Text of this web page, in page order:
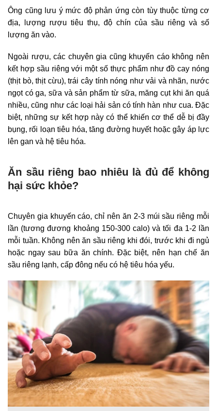
Ông cũng lưu ý mức độ phản ứng còn tùy thuộc từng cơ
địa, lượng rượu tiêu thụ, độ chín của sầu riêng và số
lượng ăn vào.
Ngoài rượu, các chuyên gia cũng khuyến cáo không nên
kết hợp sầu riêng với một số thực phẩm như đồ cay nóng
(thịt bò, thịt cừu), trái cây tính nóng như vải và nhãn, nước
ngọt có ga, sữa và sản phẩm từ sữa, măng cụt khi ăn quá
nhiều, cũng như các loại hải sản có tính hàn như cua. Đặc
biệt, những sự kết hợp này có thể khiến cơ thể dễ bị đầy
bụng, rối loạn tiêu hóa, tăng đường huyết hoặc gây áp lực
lên gan và hệ tiêu hóa.
Ăn sầu riêng bao nhiêu là đủ để không
hại sức khỏe?
Chuyên gia khuyến cáo, chỉ nên ăn 2-3 múi sầu riêng mỗi
lần (tương đương khoảng 150-300 calo) và tối đa 1-2 lần
mỗi tuần. Không nên ăn sầu riêng khi đói, trước khi đi ngủ
hoặc ngay sau bữa ăn chính. Đặc biệt, nên hạn chế ăn
sầu riêng lạnh, cấp đông nếu có hệ tiêu hóa yếu.